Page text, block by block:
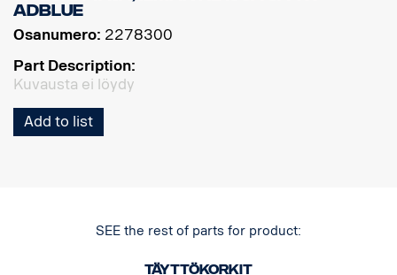
AdBlue
Osanumero: 2278300
Part Description:
Kuvausta ei löydy
Add to list
SEE the rest of parts for product:
Täyttökorkit